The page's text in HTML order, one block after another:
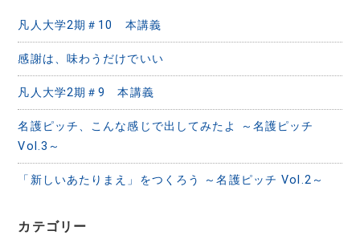
凡人大学2期＃10 本講義
感謝は、味わうだけでいい
凡人大学2期＃9 本講義
名護ピッチ、こんな感じで出してみたよ ～名護ピッチ
Vol.3～
「新しいあたりまえ」をつくろう ～名護ピッチ Vol.2～
カテゴリー